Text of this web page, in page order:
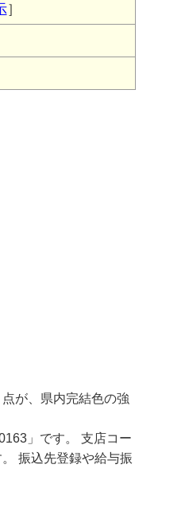
］
が、県内完結色の強
」です。 支店コー
振込先登録や給与振